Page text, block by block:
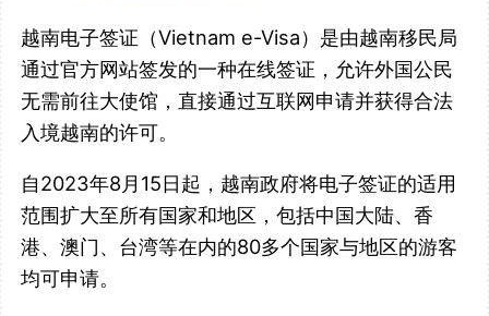
越南电子签证（Vietnam e-Visa）是由越南移民局
通过官方网站签发的一种在线签证，允许外国公民
无需前往大使馆，直接通过互联网申请并获得合法
入境越南的许可。
自2023年8月15日起，越南政府将电子签证的适用
范围扩大至所有国家和地区，包括中国大陆、香
港、澳门、台湾等在内的80多个国家与地区的游客
均可申请。